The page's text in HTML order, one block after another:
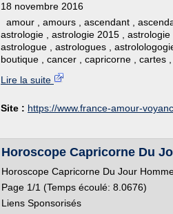
18 novembre 2016
amour , amours , ascendant ,
astrologie , astrologie 2015 ,
astrologue , astrologues ,
boutique , cancer , capricorne , cartes
Lire la suite
Site : https://www.france-amour-
Horoscope Capricorne Du
Horoscope Capricorne Du Jour
Page 1/1 (Temps écoulé: 8.0676)
Liens Sponsorisés